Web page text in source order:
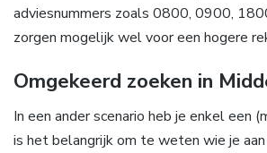
adviesnummers zoals 0800, 0900,
zorgen mogelijk wel voor een hogere
Omgekeerd zoeken in
In een ander scenario heb je enkel een
is het belangrijk om te weten wie je